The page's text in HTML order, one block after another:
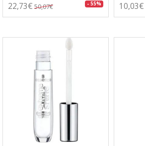
22,73€ 50,07€ - 55% 10,03€